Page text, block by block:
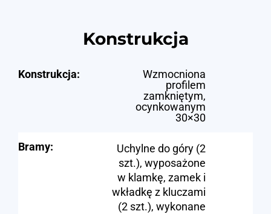
Konstrukcja
Konstrukcja:
Wzmocniona
profilem
zamkniętym,
ocynkowanym
30×30
Bramy:
Uchylne do góry (2
szt.), wyposażone
w klamkę, zamek i
wkładkę z kluczami
(2 szt.), wykonane